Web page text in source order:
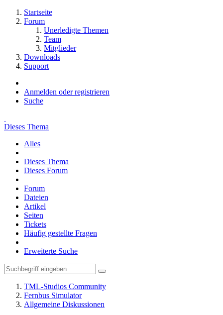
Startseite
Forum
Unerledigte Themen
Team
Mitglieder
Downloads
Support
Anmelden oder registrieren
Suche
Dieses Thema
Alles
Dieses Thema
Dieses Forum
Forum
Dateien
Artikel
Seiten
Tickets
Häufig gestellte Fragen
Erweiterte Suche
TML-Studios Community
Fernbus Simulator
Allgemeine Diskussionen